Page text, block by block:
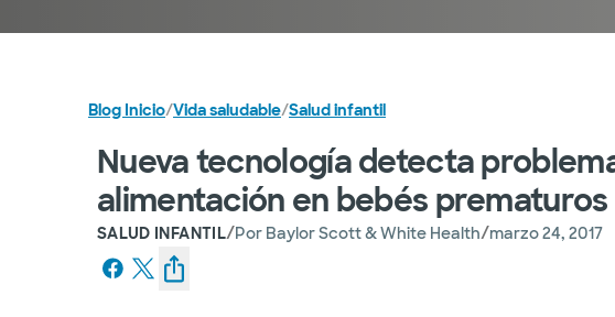
Blog Inicio/Vida saludable/Salud infantil
Nueva tecnología detecta
alimentación en bebés prematuros
SALUD INFANTIL/Por Baylor Scott & White Health/marzo 24, 2017